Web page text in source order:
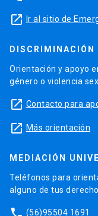
launch Ir al sitio de
DISCRIMINACIÓN
Orientación y apoyo
género o violencia
launch Contacto para
launch Más orientación
MEDIACIÓN
Teléfonos para
alguno de tus
(56)95504 1691